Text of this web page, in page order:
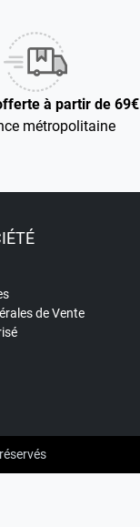
à partir de 69€
métropolitaine
de Vente